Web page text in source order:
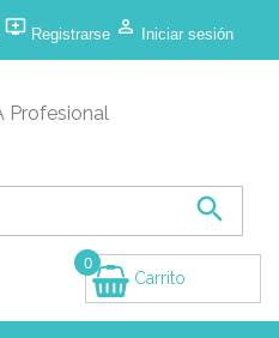
 Registrarse  Iniciar sesión

Carrito
0